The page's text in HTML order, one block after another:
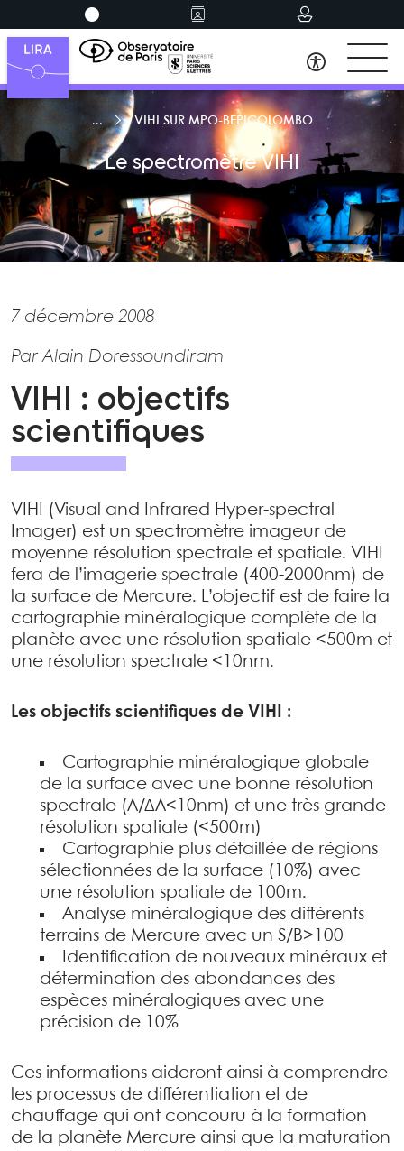
VIHI SUR MPO-BEPICOLOMBO
Le spectromètre VIHI
7 décembre 2008
Par Alain Doressoundiram
VIHI : objectifs
scientifiques
VIHI (Visual and Infrared Hyper-spectral
Imager) est un spectromètre imageur de
moyenne résolution spectrale et spatiale. VIHI
fera de l’imagerie spectrale (400-2000nm) de
la surface de Mercure. L’objectif est de faire la
cartographie minéralogique complète de la
planète avec une résolution spatiale <500m et
une résolution spectrale <10nm.
Les objectifs scientifiques de VIHI :
Cartographie minéralogique globale
de la surface avec une bonne résolution
spectrale (Λ/ΔΛ<10nm) et une très grande
résolution spatiale (<500m)
Cartographie plus détaillée de régions
sélectionnées de la surface (10%) avec
une résolution spatiale de 100m.
Analyse minéralogique des différents
terrains de Mercure avec un S/B>100
Identification de nouveaux minéraux et
détermination des abondances des
espèces minéralogiques avec une
précision de 10%
Ces informations aideront ainsi à comprendre
les processus de différentiation et de
chauffage qui ont concouru à la formation
de la planète Mercure ainsi que la maturation